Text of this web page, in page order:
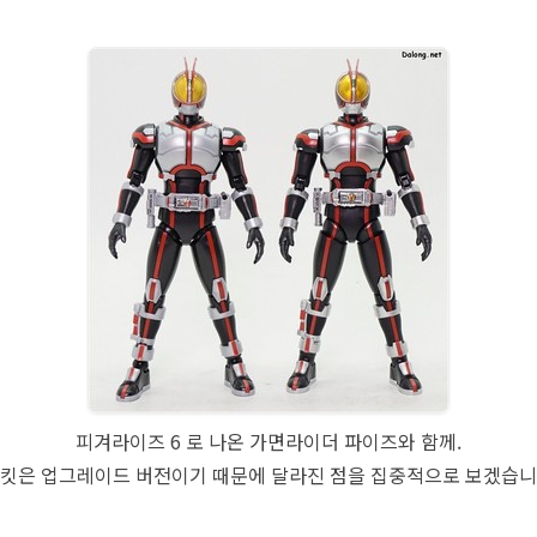
피겨라이즈 6 로 나온 가면라이더 파이즈와 함께.
은 업그레이드 버전이기 때문에 달라진 점을 집중적으로 보겠습